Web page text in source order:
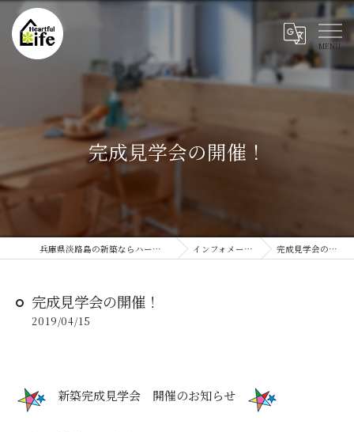
完成見学会の開催！
兵庫県淡路島の新築ならハートフルライフ インフォメーション 完成見学会の開催！
完成見学会の開催！
2019/04/15
新築完成見学会 開催のお知らせ